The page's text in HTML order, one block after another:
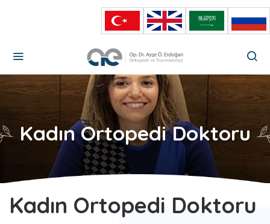
Kadın Ortopedi Doktoru
Kadın Ortopedi Doktoru